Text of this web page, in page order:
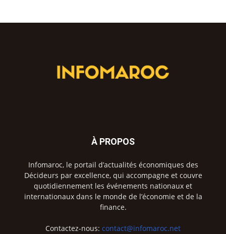
À PROPOS
Infomaroc, le portail d’actualités économiques des
Décideurs par excellence, qui accompagne et couvre
quotidiennement les événements nationaux et
internationaux dans le monde de l’économie et de la
finance.
Contactez-nous: contact@infomaroc.net